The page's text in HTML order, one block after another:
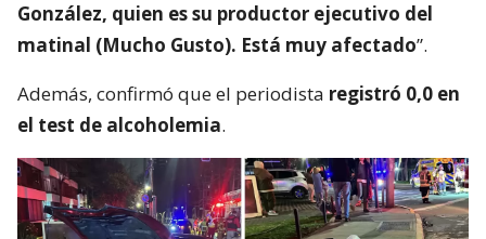
González, quien es su productor ejecutivo del
matinal (Mucho Gusto). Está muy afectado”.
Además, confirmó que el periodista registró 0,0 en
el test de alcoholemia.